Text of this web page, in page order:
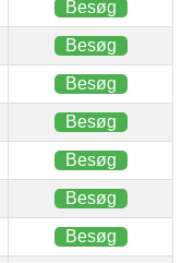
Besøg
Besøg
Besøg
Besøg
Besøg
Besøg
Besøg